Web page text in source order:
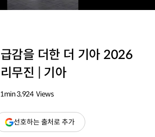
감을 더한 더 기아 2026
무진 | 기아
1min3,924 Views
선호하는 출처로 추가(새
창